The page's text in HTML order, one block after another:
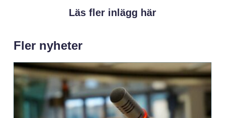
Läs fler inlägg här
Fler nyheter